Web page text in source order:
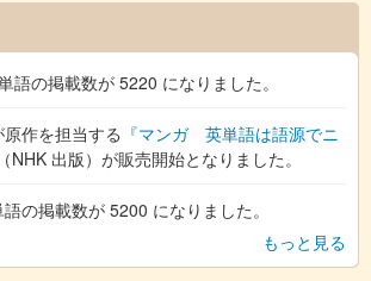
語の掲載数が 5220 になりました。
原作を担当する 『マンガ 英単語は語源でニ
（NHK 出版）が販売開始となりました。
の掲載数が 5200 になりました。
もっと見る